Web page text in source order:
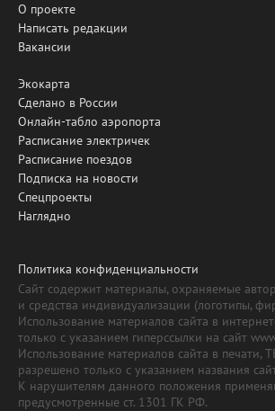
О проекте
Написать редакции
Вакансии
Экокарта
Сделано в России
Онлайн-табло аэропорта
Расписание электричек
Расписание поездов
Подписка на новости
Спецпроекты
Наглядно
Политика конфиденциальности
Сайт содержит материалы, охраняемые
и средства индивидуализации (логотипы,
Использование материалов сайта в
только с указанием гиперссылки на сайт
Использование материалов сайта в печати,
разрешено только с указанием названия
К нарушителям данного положения
предусмотренные ст. 1301 ГК РФ.